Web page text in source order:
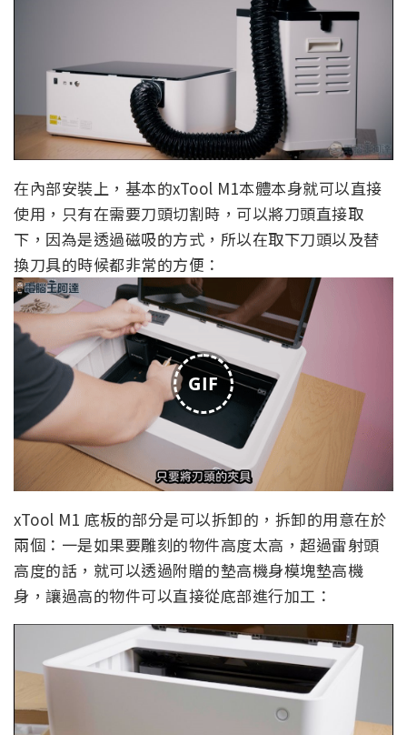
在內部安裝上，基本的xTool M1本體本身就可以直接
使用，只有在需要刀頭切割時，可以將刀頭直接取
下，因為是透過磁吸的方式，所以在取下刀頭以及替
換刀具的時候都非常的方便：
GIF
xTool M1 底板的部分是可以拆卸的，拆卸的用意在於
兩個：一是如果要雕刻的物件高度太高，超過雷射頭
高度的話，就可以透過附贈的墊高機身模塊墊高機
身，讓過高的物件可以直接從底部進行加工：